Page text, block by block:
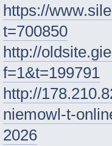
https://
t=700850
http://
f=1&t=199791
http://
niemowl-t-
2026